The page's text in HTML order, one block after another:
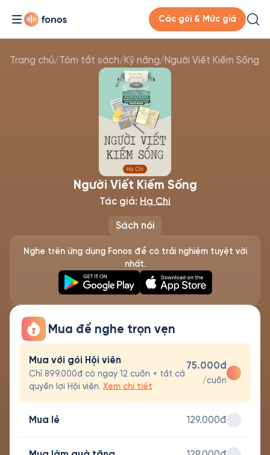
Các gói & Mức giá
Trang chủ/Tóm tắt sách/Kỹ năng/Người Viết Kiếm Sống
Sách nói
Người Viết Kiếm Sống
Tác giả: Hạ Chi
Nghe trên ứng dụng Fonos để có trải nghiệm tuyệt vời
nhất.
Mua để nghe trọn vẹn
Mua với gói Hội viên
Chỉ 899.000đ có ngay 12 cuốn + tất cả
quyền lợi Hội viên. Xem chi tiết
75.000đ
/cuốn
Mua lẻ 129.000đ